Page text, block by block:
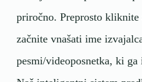
priročno. Preprosto
začnite vnašati ime
pesmi/videoposnetka, ki